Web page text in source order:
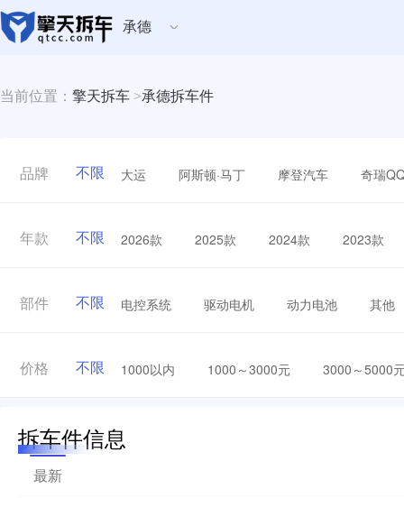
承德
当前位置： 擎天拆车 >承德拆车件
品牌 不限 大运 阿斯顿·马丁 摩登汽车 奇瑞
年款 不限 2026款 2025款 2024款 2023款
部件 不限 电控系统 驱动电机 动力电池 其他
价格 不限 1000以内 1000～3000元 3000～5000
拆车件信息
最新